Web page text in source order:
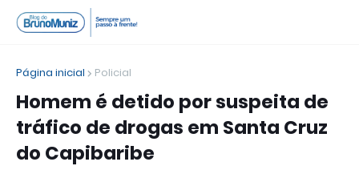
Página inicial Policial
Homem é detido por suspeita de
tráfico de drogas em Santa Cruz
do Capibaribe